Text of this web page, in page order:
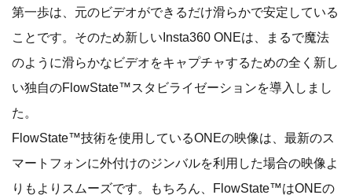
第一歩は、元のビデオができるだけ滑らかで安定している
ことです。そのため新しいInsta360 ONEは、まるで魔法
のように滑らかなビデオをキャプチャするための全く新し
い独自のFlowState™スタビライゼーションを導入しまし
た。
FlowState™技術を使用しているONEの映像は、最新のス
マートフォンに外付けのジンバルを利用した場合の映像よ
りもよりスムーズです。もちろん、FlowState™はONEの